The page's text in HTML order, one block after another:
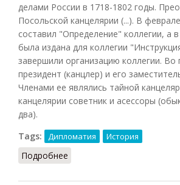
делами России в 1718-1802 годы.
Посольской канцелярии (...). В
составил "Определение" коллегии, а
была издана для коллегии
завершили организацию коллегии. Во
президент (канцлер) и его
Членами ее являлись тайной
канцелярии советник и асессоры
два).
Tags:
Дипломатия История
Подробнее